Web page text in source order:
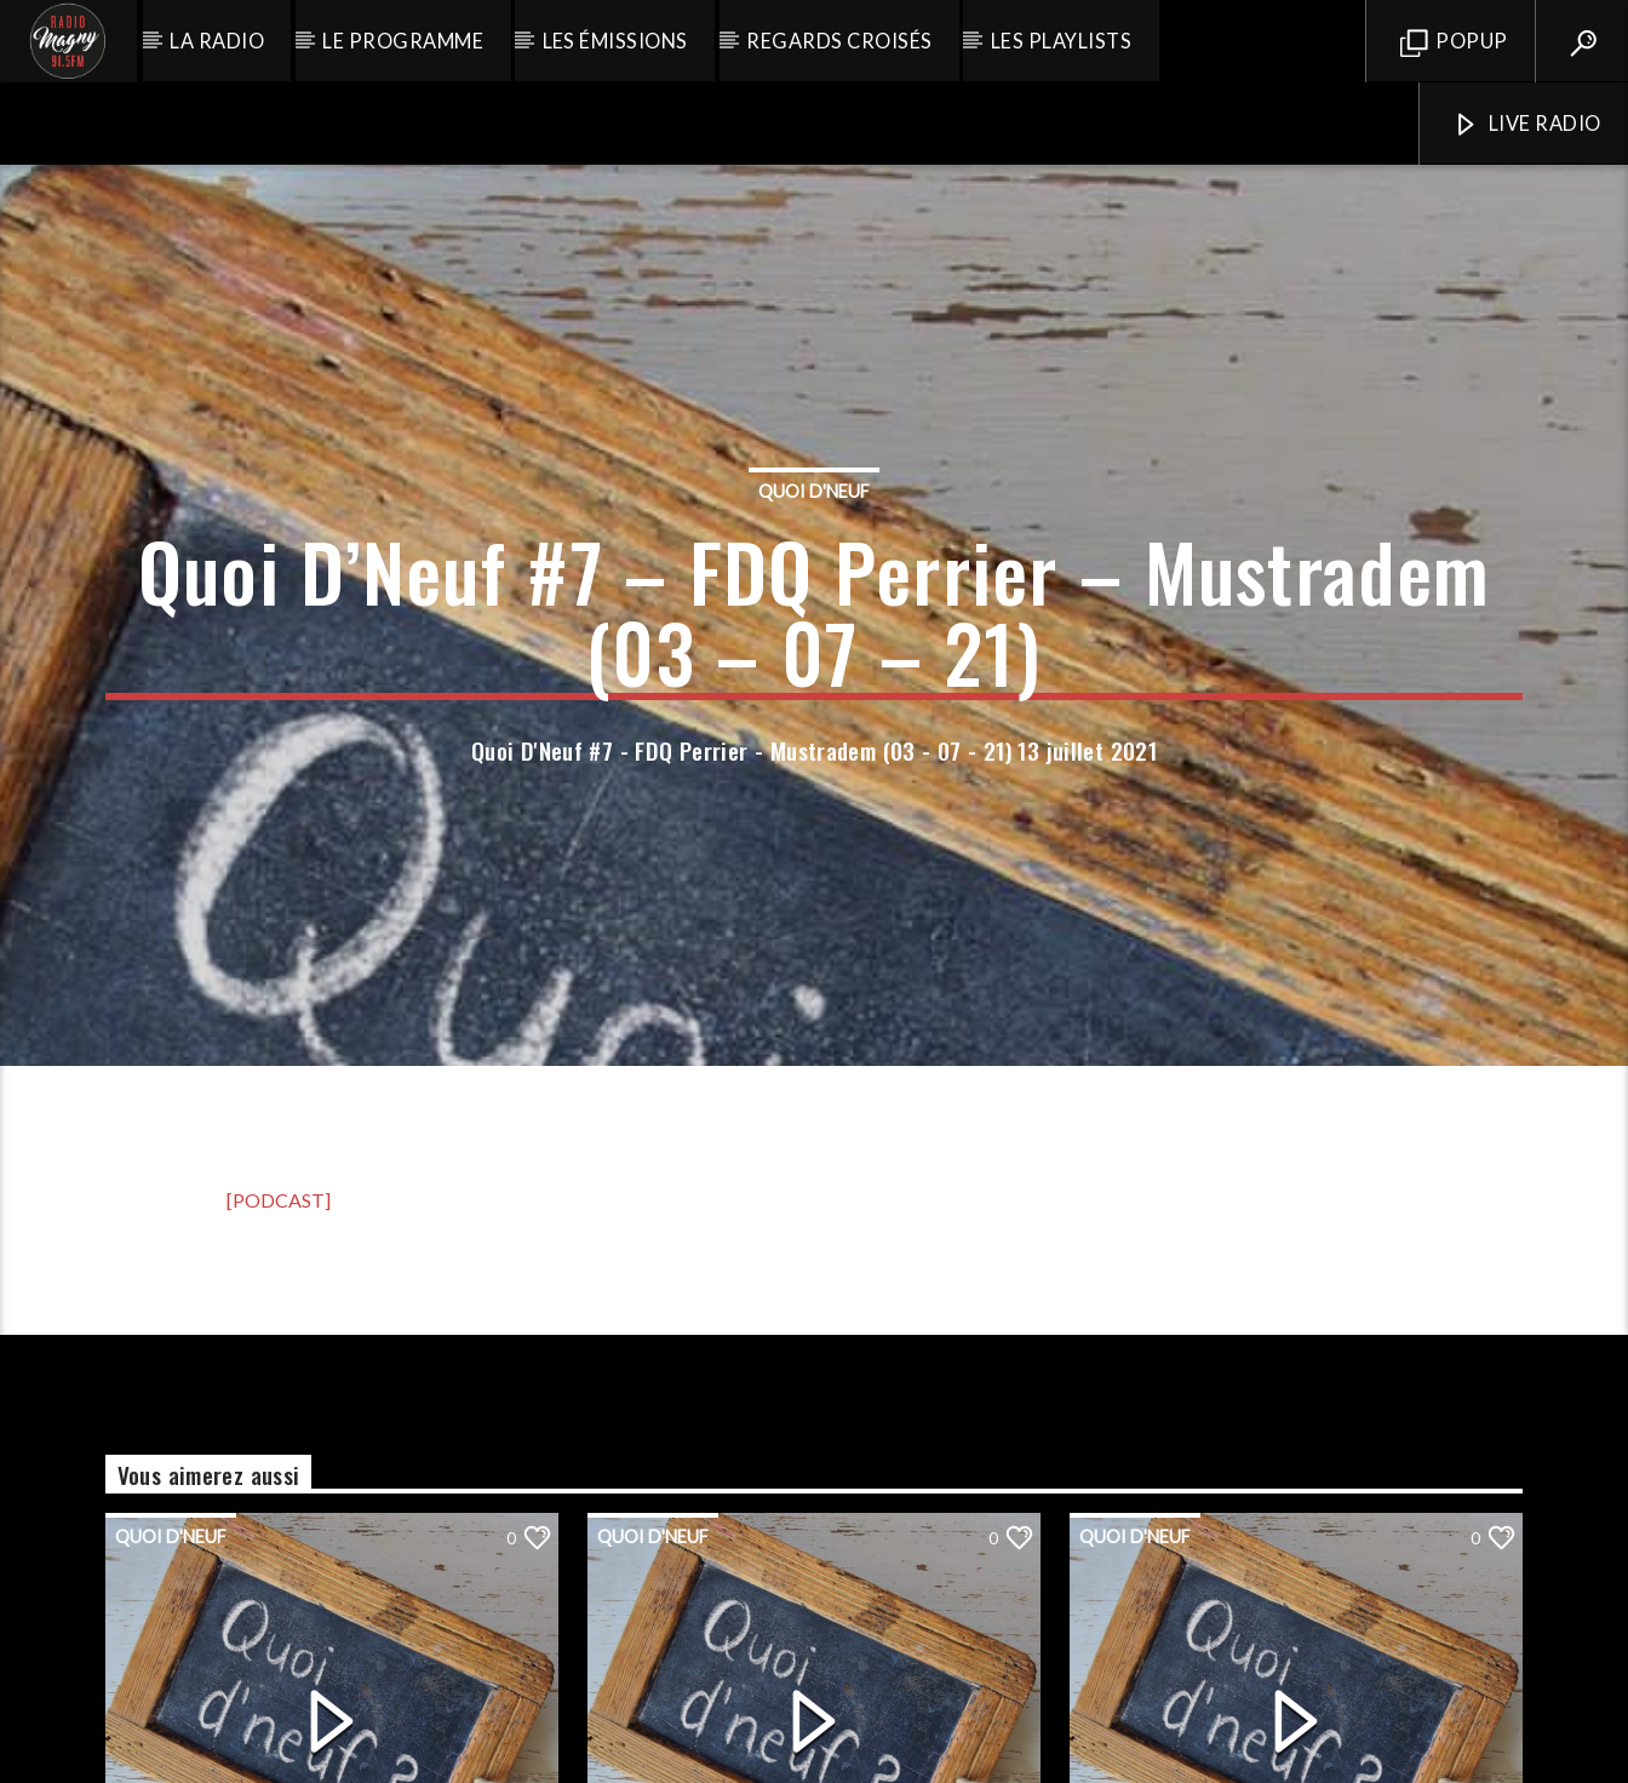
LA RADIO LE PROGRAMME LES ÉMISSIONS REGARDS CROISÉS LES PLAYLISTS POPUP
LIVE RADIO
QUOI D'NEUF
Quoi D’Neuf #7 – FDQ Perrier – Mustradem
(03 – 07 – 21)
Quoi D'Neuf #7 - FDQ Perrier - Mustradem (03 - 07 - 21) 13 juillet 2021
[PODCAST]
Vous aimerez aussi
QUOI D'NEUF 0 QUOI D'NEUF 0 QUOI D'NEUF 0